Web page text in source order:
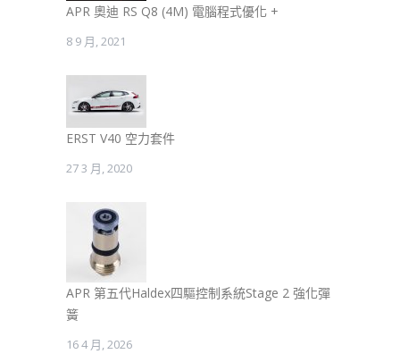
APR 奧迪 RS Q8 (4M) 電腦程式優化 +
8 9 月, 2021
ERST V40 空力套件
27 3 月, 2020
APR 第五代Haldex四驅控制系統Stage 2 強化彈
簧
16 4 月, 2026